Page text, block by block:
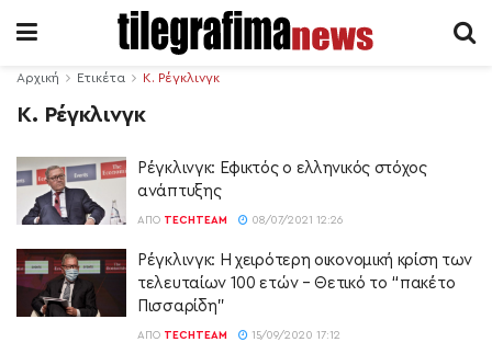
Αρχική Ετικέτα Κ. Ρέγκλινγκ
Κ. Ρέγκλινγκ
Ρέγκλινγκ: Εφικτός ο ελληνικός στόχος
ανάπτυξης
ΑΠΌ TECHTEAM 08/07/2021 12:26
Ρέγκλινγκ: Η χειρότερη οικονομική κρίση των
τελευταίων 100 ετών – Θετικό το “πακέτο
Πισσαρίδη”
ΑΠΌ TECHTEAM 15/09/2020 17:12